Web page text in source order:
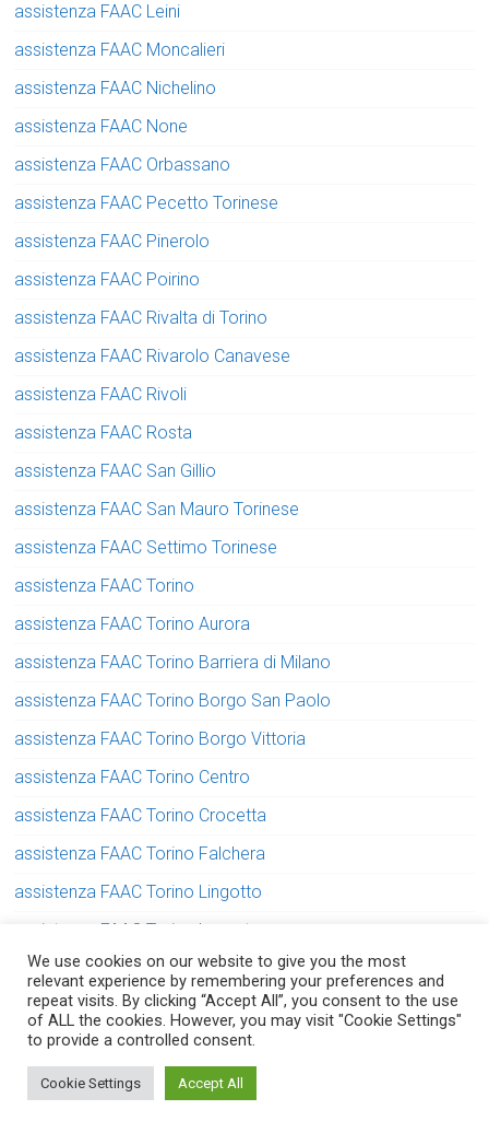
assistenza FAAC Leini
assistenza FAAC Moncalieri
assistenza FAAC Nichelino
assistenza FAAC None
assistenza FAAC Orbassano
assistenza FAAC Pecetto Torinese
assistenza FAAC Pinerolo
assistenza FAAC Poirino
assistenza FAAC Rivalta di Torino
assistenza FAAC Rivarolo Canavese
assistenza FAAC Rivoli
assistenza FAAC Rosta
assistenza FAAC San Gillio
assistenza FAAC San Mauro Torinese
assistenza FAAC Settimo Torinese
assistenza FAAC Torino
assistenza FAAC Torino Aurora
assistenza FAAC Torino Barriera di Milano
assistenza FAAC Torino Borgo San Paolo
assistenza FAAC Torino Borgo Vittoria
assistenza FAAC Torino Centro
assistenza FAAC Torino Crocetta
assistenza FAAC Torino Falchera
assistenza FAAC Torino Lingotto
assistenza FAAC Torino Lucento
assistenza FAAC Torino Madonna di Campagna
assistenza FAAC Torino Mirafiori
assistenza FAAC Torino Parella
assistenza FAAC Torino Pozzo Strada
We use cookies on our website to give you the most
relevant experience by remembering your preferences and
repeat visits. By clicking “Accept All”, you consent to the use
of ALL the cookies. However, you may visit "Cookie Settings"
to provide a controlled consent.
Cookie Settings Accept All
Serve aiuto? Chiedi con fiducia!